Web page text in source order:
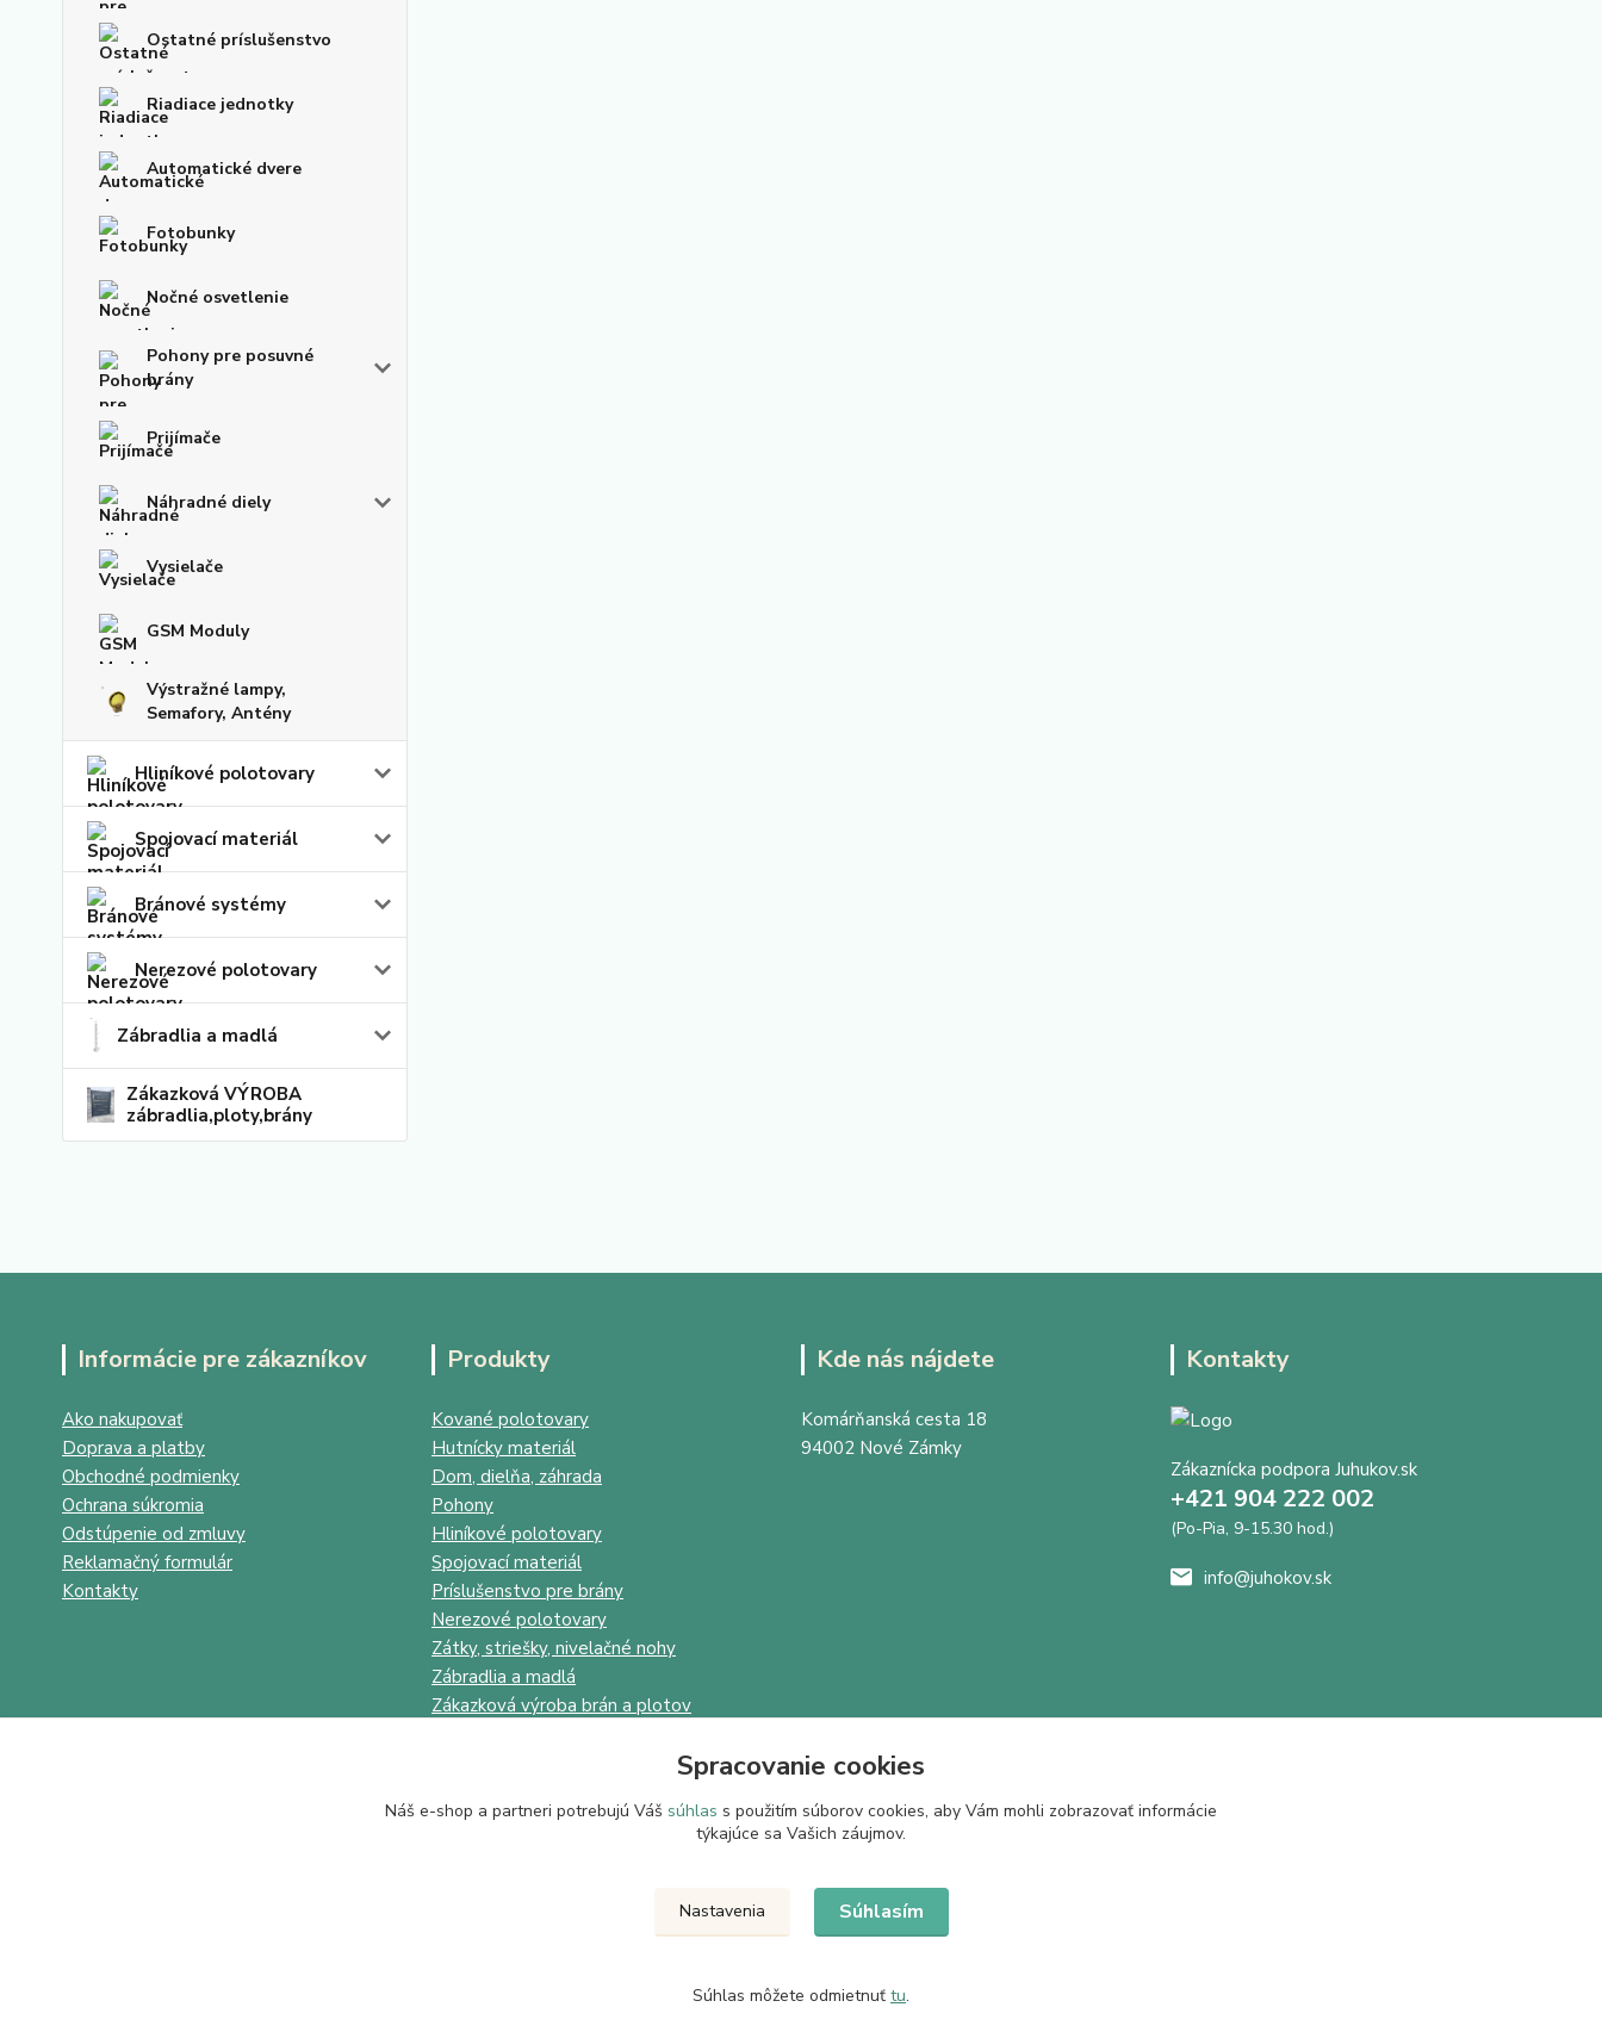
Ostatné príslušenstvo
Riadiace jednotky
Automatické dvere
Fotobunky
Nočné osvetlenie
Pohony pre posuvné
brány
Prijímače
Náhradné diely
Vysielače
GSM Moduly
Výstražné lampy,
Semafory, Antény
Hliníkové polotovary
Spojovací materiál
Bránové systémy
Nerezové polotovary
Zábradlia a madlá
Zákazková VÝROBA
zábradlia,ploty,brány
Informácie pre zákazníkov
Ako nakupovať
Doprava a platby
Obchodné podmienky
Ochrana súkromia
Odstúpenie od zmluvy
Reklamačný formulár
Kontakty
Produkty
Kované polotovary
Hutnícky materiál
Dom, dielňa, záhrada
Pohony
Hliníkové polotovary
Spojovací materiál
Príslušenstvo pre brány
Nerezové polotovary
Zátky, striešky, nivelačné nohy
Zábradlia a madlá
Zákazková výroba brán a plotov
Kde nás nájdete
Komárňanská cesta 18
94002 Nové Zámky
Kontakty
Zákaznícka podpora Juhukov.sk
+421 904 222 002
(Po-Pia, 9-15.30 hod.)
info@juhokov.sk
Upravit sběr cookies.
Spracovanie cookies
Náš e-shop a partneri potrebujú Váš súhlas s použitím súborov cookies, aby Vám mohli zobrazovať informácie
týkajúce sa Vašich záujmov.
Nastavenia Súhlasím
Súhlas môžete odmietnuť tu.